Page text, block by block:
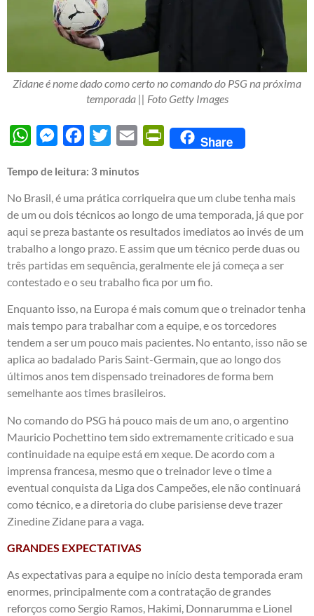
Zidane é nome dado como certo no comando do PSG na próxima
temporada || Foto Getty Images
WhatsAppMessengerFacebook
Twitter Email PrintFriendly
Share
Tempo de leitura: 3 minutos
No Brasil, é uma prática corriqueira que um clube tenha mais
de um ou dois técnicos ao longo de uma temporada, já que por
aqui se preza bastante os resultados imediatos ao invés de um
trabalho a longo prazo. E assim que um técnico perde duas ou
três partidas em sequência, geralmente ele já começa a ser
contestado e o seu trabalho fica por um fio.
Enquanto isso, na Europa é mais comum que o treinador tenha
mais tempo para trabalhar com a equipe, e os torcedores
tendem a ser um pouco mais pacientes. No entanto, isso não se
aplica ao badalado Paris Saint-Germain, que ao longo dos
últimos anos tem dispensado treinadores de forma bem
semelhante aos times brasileiros.
No comando do PSG há pouco mais de um ano, o argentino
Mauricio Pochettino tem sido extremamente criticado e sua
continuidade na equipe está em xeque. De acordo com a
imprensa francesa, mesmo que o treinador leve o time a
eventual conquista da Liga dos Campeões, ele não continuará
como técnico, e a diretoria do clube parisiense deve trazer
Zinedine Zidane para a vaga.
GRANDES EXPECTATIVAS
As expectativas para a equipe no início desta temporada eram
enormes, principalmente com a contratação de grandes
reforços como Sergio Ramos, Hakimi, Donnarumma e Lionel